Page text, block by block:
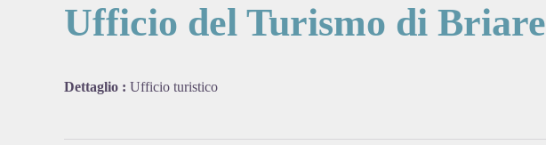
Ufficio del Turismo di Briare
Dettaglio : Ufficio turistico